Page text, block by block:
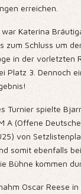
erreichen.
Katerina
zum Schluss um
in der vorletzten
Platz 3. Dennoch
Turnier spielte
A (Offene Deutsche
von
somit ebenfalls
Bühne kommen
Oscar Reese in